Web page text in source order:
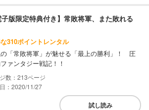
子版限定特典付き】常敗将軍、また敗れる
310ポイントレンタル
「常敗将軍」が魅せる「最上の勝利」！ 圧
ァンタジー戦記！！
213
：2020/11/27
試し読み